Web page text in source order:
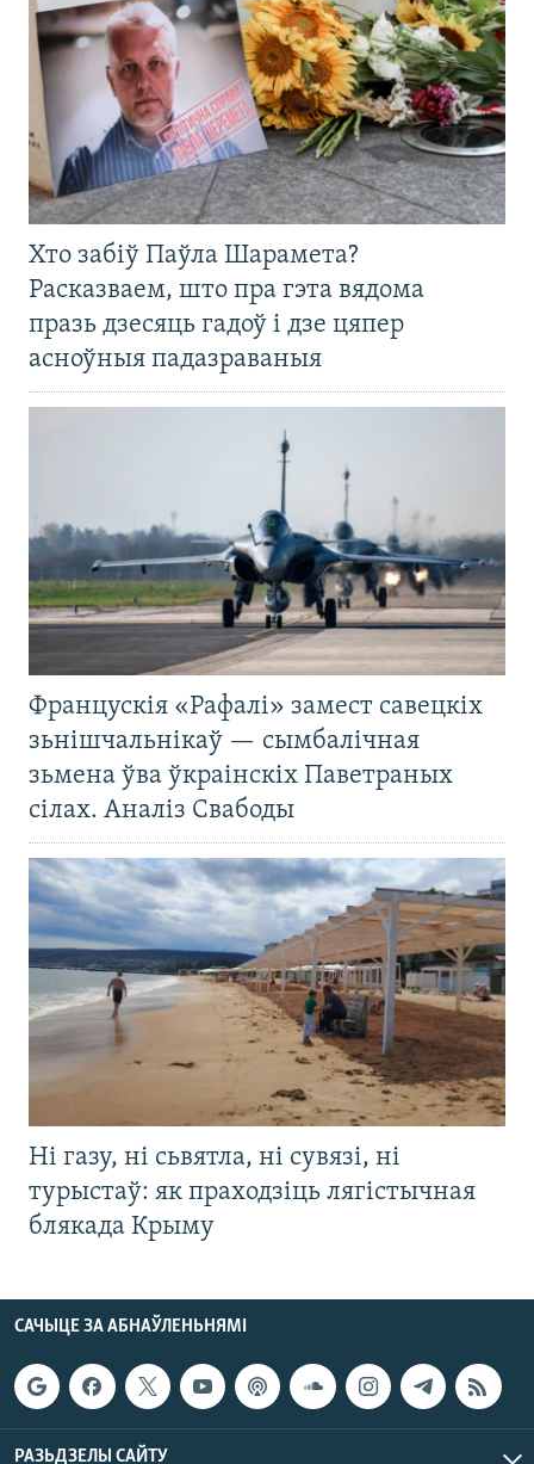
Хто забіў Паўла Шарамета?
Расказваем, што пра гэта вядома
празь дзесяць гадоў і дзе цяпер
асноўныя падазраваныя
Францускія «Рафалі» замест савецкіх
зьнішчальнікаў — сымбалічная
зьмена ўва ўкраінскіх Паветраных
сілах. Аналіз Свабоды
Ні газу, ні сьвятла, ні сувязі, ні
турыстаў: як праходзіць лягістычная
блякада Крыму
САЧЫЦЕ ЗА АБНАЎЛЕНЬНЯМІ
РАЗЬДЗЕЛЫ САЙТУ